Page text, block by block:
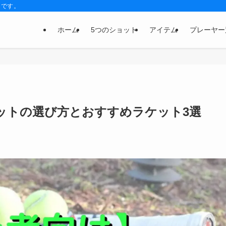
す。
ホーム 5つのショット アイテム プレーヤ
トの選び方とおすすめラケット3選